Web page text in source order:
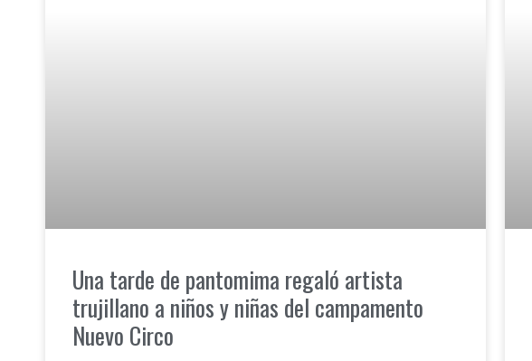
Una tarde de pantomima regaló artista
trujillano a niños y niñas del campamento
Nuevo Circo